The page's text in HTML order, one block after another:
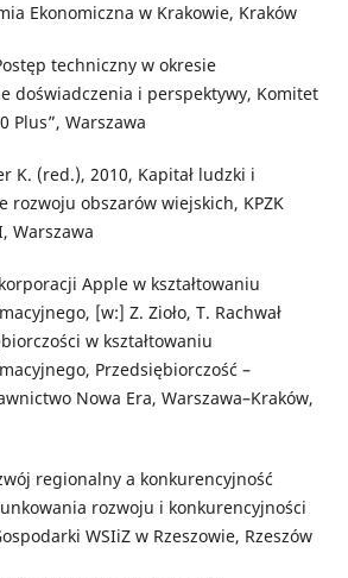
Ekonomiczna w Krakowie, Kraków
techniczny w okresie
doświadczenia i perspektywy, Komitet
Plus”, Warszawa
K. (red.), 2010, Kapitał ludzki i
rozwoju obszarów wiejskich, KPZK
Warszawa
Apple w kształtowaniu
[w:] Z. Zioło, T. Rachwał
w kształtowaniu
Przedsiębiorczość –
Nowa Era, Warszawa–Kraków,
regionalny a konkurencyjność
rozwoju i konkurencyjności
WSIiZ w Rzeszowie, Rzeszów